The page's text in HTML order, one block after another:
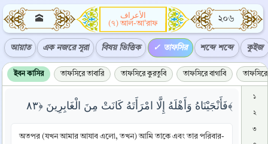
🕋
الأعراف
(৭) আল-আ'রাফ
২০৬
আয়াত এক নজরে সূরা বিষয় ভিত্তিক তাফসির শব্দে শব্দে কুইজ
ইবন কাসির তাফসিরে তাবারি তাফসিরে কুরতুবি তাফসিরে বাগাবি তাফসিরে
فَأَنْجَيْنَاهُ وَأَهْلَهُ إِلَّا امْرَأَتَهُ كَانَتْ مِنَ الْغَابِرِينَ ﴿٨٣﴾
অতপর (যখন আমার আযাব এলো, তখন) আমি তাকে এবং তার পরিবার-
১
২
৩